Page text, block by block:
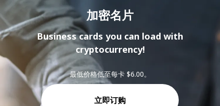
加密名片
Business cards you can load with
cryptocurrency!
最低价格低至每卡 $6.00。
立即订购